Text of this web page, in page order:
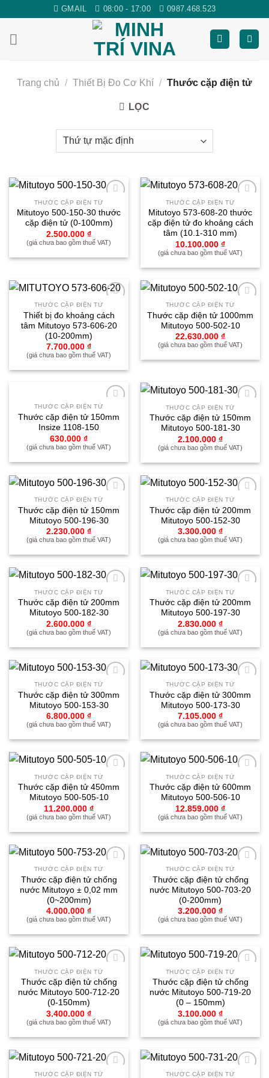
content
GMAIL 08:00 - 17:00 0987.468.523
Trang chủ / Thiết Bị Đo Cơ Khí / Thước cặp điện tử
LỌC
thích
THƯỚC CẶP ĐIỆN TỬ
Mitutoyo 500-150-30 thước
cặp điện tử (0-100mm)
2.500.000 ₫
(giá chưa bao gồm thuế VAT)
thích
THƯỚC CẶP ĐIỆN TỬ
Mitutoyo 573-608-20 thước
cặp điện tử đo khoảng cách
tâm (10.1-310 mm)
10.100.000 ₫
(giá chưa bao gồm thuế VAT)
thích
THƯỚC CẶP ĐIỆN TỬ
Thiết bị đo khoảng cách
tâm Mitutoyo 573-606-20
(10-200mm)
7.700.000 ₫
(giá chưa bao gồm thuế VAT)
thích
THƯỚC CẶP ĐIỆN TỬ
Thước cặp điện tử 1000mm
Mitutoyo 500-502-10
22.630.000 ₫
(giá chưa bao gồm thuế VAT)
thích
THƯỚC CẶP ĐIỆN TỬ
Thước cặp điện tử 150mm
Insize 1108-150
630.000 ₫
(giá chưa bao gồm thuế VAT)
thích
THƯỚC CẶP ĐIỆN TỬ
Thước cặp điện tử 150mm
Mitutoyo 500-181-30
2.100.000 ₫
(giá chưa bao gồm thuế VAT)
thích
THƯỚC CẶP ĐIỆN TỬ
Thước cặp điện tử 150mm
Mitutoyo 500-196-30
2.230.000 ₫
(giá chưa bao gồm thuế VAT)
thích
THƯỚC CẶP ĐIỆN TỬ
Thước cặp điện tử 200mm
Mitutoyo 500-152-30
3.300.000 ₫
(giá chưa bao gồm thuế VAT)
thích
THƯỚC CẶP ĐIỆN TỬ
Thước cặp điện tử 200mm
Mitutoyo 500-182-30
2.600.000 ₫
(giá chưa bao gồm thuế VAT)
thích
THƯỚC CẶP ĐIỆN TỬ
Thước cặp điện tử 200mm
Mitutoyo 500-197-30
2.830.000 ₫
(giá chưa bao gồm thuế VAT)
thích
THƯỚC CẶP ĐIỆN TỬ
Thước cặp điện tử 300mm
Mitutoyo 500-153-30
6.800.000 ₫
(giá chưa bao gồm thuế VAT)
thích
THƯỚC CẶP ĐIỆN TỬ
Thước cặp điện tử 300mm
Mitutoyo 500-173-30
7.105.000 ₫
(giá chưa bao gồm thuế VAT)
thích
THƯỚC CẶP ĐIỆN TỬ
Thước cặp điện tử 450mm
Mitutoyo 500-505-10
11.200.000 ₫
(giá chưa bao gồm thuế VAT)
thích
THƯỚC CẶP ĐIỆN TỬ
Thước cặp điện tử 600mm
Mitutoyo 500-506-10
12.859.000 ₫
(giá chưa bao gồm thuế VAT)
thích
THƯỚC CẶP ĐIỆN TỬ
Thước cặp điện tử chống
nước Mitutoyo ± 0,02 mm
(0~200mm)
4.000.000 ₫
(giá chưa bao gồm thuế VAT)
thích
THƯỚC CẶP ĐIỆN TỬ
Thước cặp điện tử chống
nước Mitutoyo 500-703-20
(0-200mm)
3.200.000 ₫
(giá chưa bao gồm thuế VAT)
thích
THƯỚC CẶP ĐIỆN TỬ
Thước cặp điện tử chống
nước Mitutoyo 500-712-20
(0-150mm)
3.400.000 ₫
(giá chưa bao gồm thuế VAT)
thích
THƯỚC CẶP ĐIỆN TỬ
Thước cặp điện tử chống
nước Mitutoyo 500-719-20
(0 – 150mm)
3.100.000 ₫
(giá chưa bao gồm thuế VAT)
THƯỚC CẶP ĐIỆN TỬ THƯỚC CẶP ĐIỆN TỬ